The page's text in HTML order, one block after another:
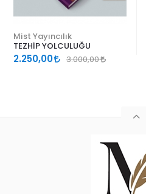
Mist Yayıncılık
TEZHİP YOLCULUĞU
2.250,00 3.000,00